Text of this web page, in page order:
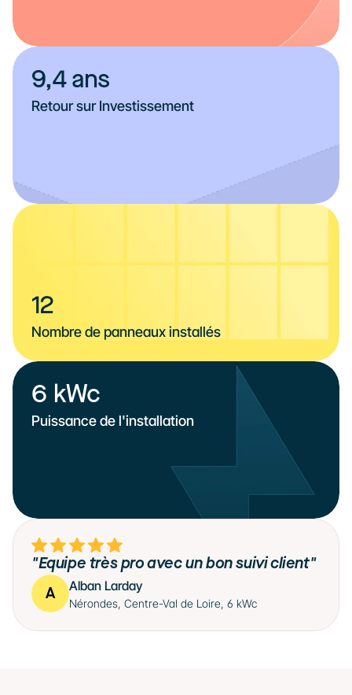
9,4 ans
Retour sur Investissement
12
Nombre de panneaux installés
"Equipe très pro avec un bon suivi client"
Alban Larday
Nérondes, Centre-Val de Loire, 6 kWc
6 kWc
Puissance de l'installation